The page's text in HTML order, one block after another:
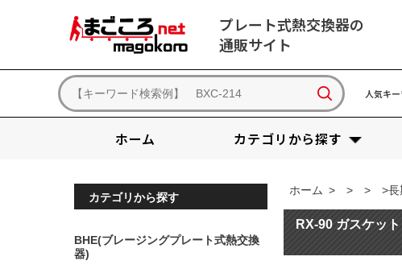
プレート式熱交換器の
通販サイト
人気キ
ホーム カテゴリから探す
ホーム > > > >長
RX-90 ガスケッ
カテゴリから探す
BHE(ブレージングプレート式熱交換
器)